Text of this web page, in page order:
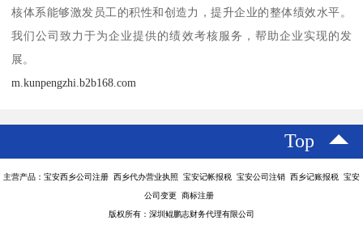
核体系能够激发员工的积性和创造力，提升企业的整体绩效水平。
我们公司致力于为企业提供的绩效考核服务，帮助企业实现的发
展。
m.kunpengzhi.b2b168.com
Top
主营产品：宝安西乡公司注册 西乡代办营业执照 宝安记帐报税 宝安公司注销 西乡记账报税 宝安
公司变更 商标注册
版权所有：深圳鲲鹏志财务代理有限公司